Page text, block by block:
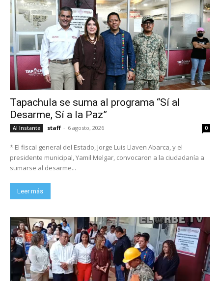
Tapachula se suma al programa “Sí al
Desarme, Sí a la Paz”
Al Instante staff - 6 agosto, 2026 0
* El fiscal general del Estado, Jorge Luis Llaven Abarca, y el
presidente municipal, Yamil Melgar, convocaron a la ciudadanía a
sumarse al desarme...
Leer más